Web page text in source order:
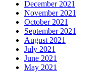
December 2021
November 2021
October 2021
September 2021
August 2021
July 2021
June 2021
May 2021